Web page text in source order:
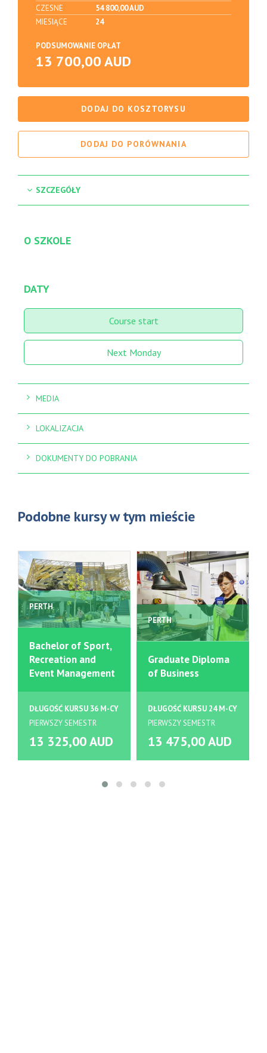
CZESNE
54 800,00 AUD
MIESIĄCE
24
PODSUMOWANIE OPŁAT
13 700,00 AUD
DODAJ DO KOSZTORYSU
DODAJ DO PORÓWNANIA
SZCZEGÓŁY
O SZKOLE
DATY
Course start
Next Monday
MEDIA
LOKALIZACJA
DOKUMENTY DO POBRANIA
Podobne kursy w tym mieście
PERTH
Bachelor of Sport,
Recreation and
Event Management
DŁUGOŚĆ KURSU 36 M-CY
PIERWSZY SEMESTR
13 325,00 AUD
PERTH
Graduate Diploma
of Business
DŁUGOŚĆ KURSU 24 M-CY
PIERWSZY SEMESTR
13 475,00 AUD